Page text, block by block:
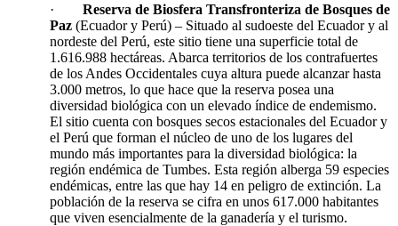
· Reserva de Biosfera Transfronteriza de Bosques de
Paz (Ecuador y Perú) – Situado al sudoeste del Ecuador y al
nordeste del Perú, este sitio tiene una superficie total de
1.616.988 hectáreas. Abarca territorios de los contrafuertes
de los Andes Occidentales cuya altura puede alcanzar hasta
3.000 metros, lo que hace que la reserva posea una
diversidad biológica con un elevado índice de endemismo.
El sitio cuenta con bosques secos estacionales del Ecuador y
el Perú que forman el núcleo de uno de los lugares del
mundo más importantes para la diversidad biológica: la
región endémica de Tumbes. Esta región alberga 59 especies
endémicas, entre las que hay 14 en peligro de extinción. La
población de la reserva se cifra en unos 617.000 habitantes
que viven esencialmente de la ganadería y el turismo.